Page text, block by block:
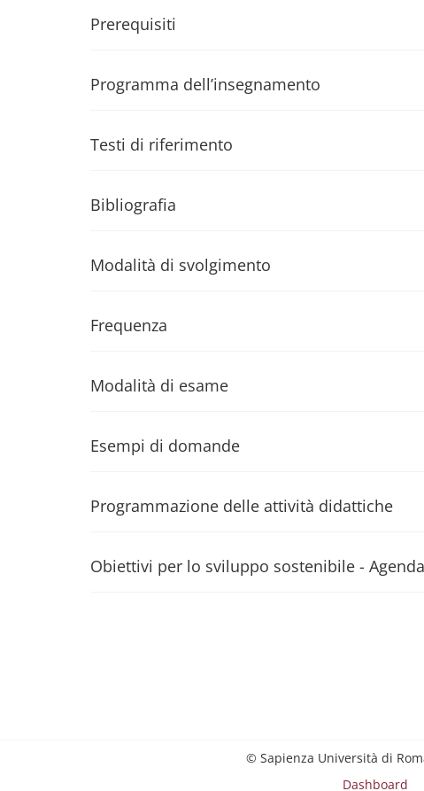
Prerequisiti
Programma dell’insegnamento
Testi di riferimento
Bibliografia
Modalità di svolgimento
Frequenza
Modalità di esame
Esempi di domande
Programmazione delle attività didattiche
Obiettivi per lo sviluppo sostenibile -
© Sapienza Università di
Dashboard